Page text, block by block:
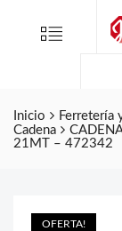
Menu
Inicio Ferretería
Cadena
21MT – 472342
OFERTA!
Folletos
Contacto